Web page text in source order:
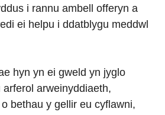
i rannu ambell offeryn a
ei helpu i ddatblygu meddwl
hyn yn ei gweld yn jyglo
arferol arweinyddiaeth,
bethau y gellir eu cyflawni,